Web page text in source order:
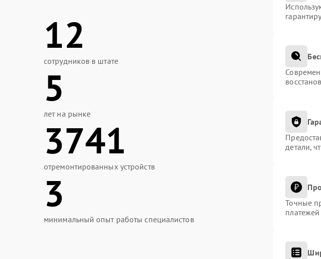
12
сотрудников в штате
5
лет на рынке
3741
отремонтированных устройств
3
минимальный опыт работы специалистов
детали,
Точные